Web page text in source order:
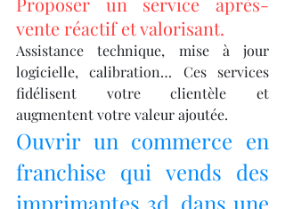
vente réactif et valorisant.
Assistance technique, mise à jour
logicielle, calibration… Ces services
fidélisent votre clientèle et
augmentent votre valeur ajoutée.
Ouvrir un commerce en
franchise qui vends des
imprimantes 3d. dans une